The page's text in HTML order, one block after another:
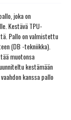
joka on
Kestävä TPU-
Pallo on valmistettu
(DB -tekniikka).
muotonsa
kestämään
kanssa pallo